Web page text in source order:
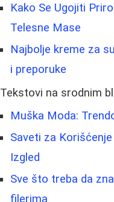
Kako Se Ugojiti
Telesne Mase
Najbolje kreme za
i preporuke
Tekstovi na srodnim
Muška Moda:
Saveti za
Izgled
Sve što treba da
filerima